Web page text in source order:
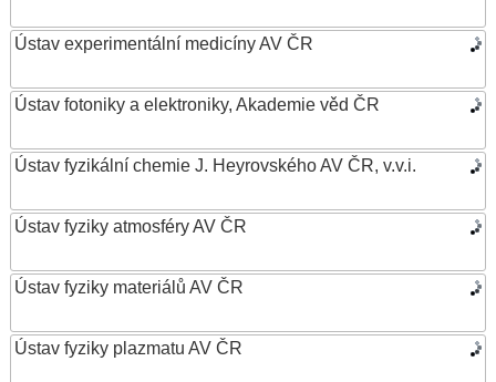
Ústav experimentální medicíny AV ČR
Ústav fotoniky a elektroniky, Akademie věd ČR
Ústav fyzikální chemie J. Heyrovského AV ČR, v.v.i.
Ústav fyziky atmosféry AV ČR
Ústav fyziky materiálů AV ČR
Ústav fyziky plazmatu AV ČR